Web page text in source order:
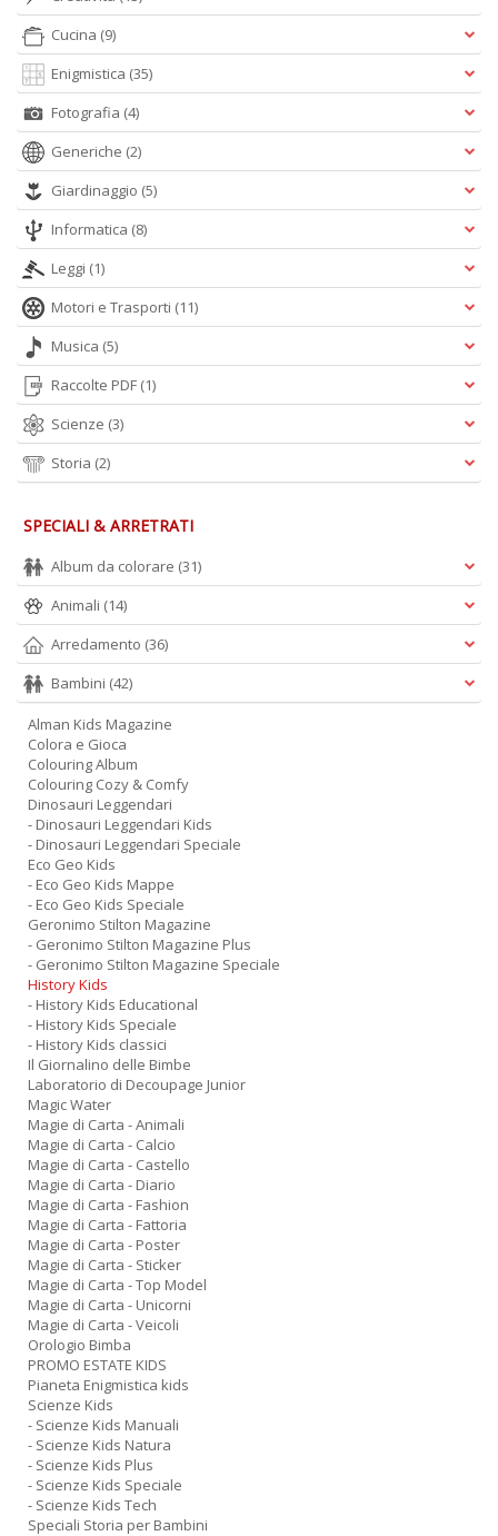
Cucina (9)
Enigmistica (35)
Fotografia (4)
Generiche (2)
Giardinaggio (5)
Informatica (8)
Leggi (1)
Motori e Trasporti (11)
Musica (5)
Raccolte PDF (1)
Scienze (3)
Storia (2)
SPECIALI & ARRETRATI
Album da colorare (31)
Animali (14)
Arredamento (36)
Bambini (42)
Alman Kids Magazine
Colora e Gioca
Colouring Album
Colouring Cozy & Comfy
Dinosauri Leggendari
- Dinosauri Leggendari Kids
- Dinosauri Leggendari Speciale
Eco Geo Kids
- Eco Geo Kids Mappe
- Eco Geo Kids Speciale
Geronimo Stilton Magazine
- Geronimo Stilton Magazine Plus
- Geronimo Stilton Magazine Speciale
History Kids
- History Kids Educational
- History Kids Speciale
- History Kids classici
Il Giornalino delle Bimbe
Laboratorio di Decoupage Junior
Magic Water
Magie di Carta - Animali
Magie di Carta - Calcio
Magie di Carta - Castello
Magie di Carta - Diario
Magie di Carta - Fashion
Magie di Carta - Fattoria
Magie di Carta - Poster
Magie di Carta - Sticker
Magie di Carta - Top Model
Magie di Carta - Unicorni
Magie di Carta - Veicoli
Orologio Bimba
PROMO ESTATE KIDS
Pianeta Enigmistica kids
Scienze Kids
- Scienze Kids Manuali
- Scienze Kids Natura
- Scienze Kids Plus
- Scienze Kids Speciale
- Scienze Kids Tech
Speciali Storia per Bambini